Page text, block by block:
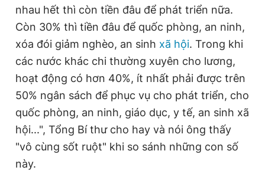
nhau hết thì còn tiền đâu để phát triển nữa.
Còn 30% thì tiền đâu để quốc phòng, an ninh,
xóa đói giảm nghèo, an sinh xã hội. Trong khi
các nước khác chi thường xuyên cho lương,
hoạt động có hơn 40%, ít nhất phải được trên
50% ngân sách để phục vụ cho phát triển, cho
quốc phòng, an ninh, giáo dục, y tế, an sinh xã
hội...", Tổng Bí thư cho hay và nói ông thấy
"vô cùng sốt ruột" khi so sánh những con số
này.